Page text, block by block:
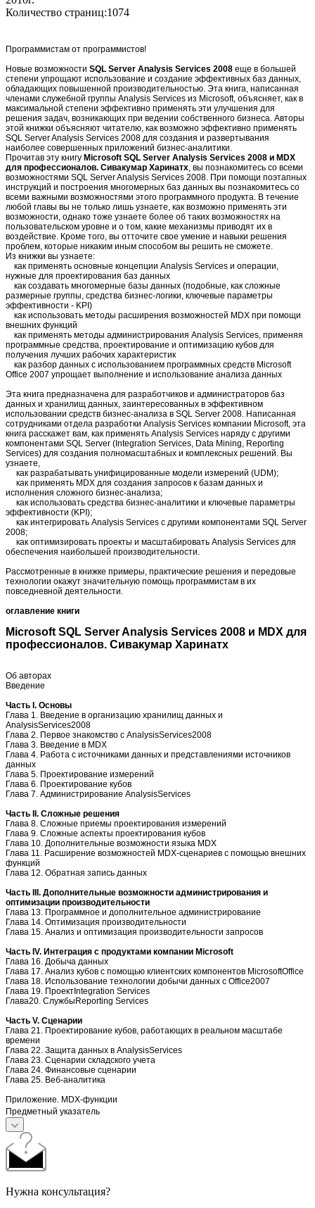
Количество страниц:1074
Программистам от программистов!
Новые возможности SQL Server Analysis Services 2008 еще в большей
степени упрощают использование и создание эффективных баз данных,
обладающих повышенной производительностью. Эта книга, написанная
членами служебной группы Analysis Services из Microsoft, объясняет, как в
максимальной степени эффективно применять эти улучшения для
решения задач, возникающих при ведении собственного бизнеса. Авторы
этой книжки объясняют читателю, как возможно эффективно применять
SQL Server Analysis Services 2008 для создания и развертывания
наиболее совершенных приложений бизнес-аналитики.
Прочитав эту книгу Microsoft SQL Server Analysis Services 2008 и MDX
для профессионалов. Сивакумар Харинатх, вы познакомитесь со всеми
возможностями SQL Server Analysis Services 2008. При помощи поэтапных
инструкций и построения многомерных баз данных вы познакомитесь со
всеми важными возможностями этого программного продукта. В течение
любой главы вы не только лишь узнаете, как возможно применять эти
возможности, однако тоже узнаете более об таких возможностях на
пользовательском уровне и о том, какие механизмы приводят их в
воздействие. Кроме того, вы отточите свое умение и навыки решения
проблем, которые никаким иным способом вы решить не сможете.
Из книжки вы узнаете:
как применять основные концепции Analysis Services и операции,
нужные для проектирования баз данных
как создавать многомерные базы данных (подобные, как сложные
размерные группы, средства бизнес-логики, ключевые параметры
эффективности - KPI)
как использовать методы расширения возможностей MDX при помощи
внешних функций
как применять методы администрирования Analysis Services, применяя
программные средства, проектирование и оптимизацию кубов для
получения лучших рабочих характеристик
как разбор данных с использованием программных средств Microsoft
Office 2007 упрощает выполнение и использование анализа данных
Эта книга предназначена для разработчиков и администраторов баз
данных и хранилищ данных, заинтересованных в эффективном
использовании средств бизнес-анализа в SQL Server 2008. Написанная
сотрудниками отдела разработки Analysis Services компании Microsoft, эта
книга расскажет вам, как применять Analysis Services наряду с другими
компонентами SQL Server (Integration Services, Data Mining, Reporting
Services) для создания полномасштабных и комплексных решений. Вы
узнаете,
как разрабатывать унифицированные модели измерений (UDM);
как применять MDX для создания запросов к базам данных и
исполнения сложного бизнес-анализа;
как использовать средства бизнес-аналитики и ключевые параметры
эффективности (KPI);
как интегрировать Analysis Services с другими компонентами SQL Server
2008;
как оптимизировать проекты и масштабировать Analysis Services для
обеспечения наибольшей производительности.
Рассмотренные в книжке примеры, практические решения и передовые
технологии окажут значительную помощь программистам в их
повседневной деятельности.
оглавление книги
Microsoft SQL Server Analysis Services 2008 и MDX для
профессионалов. Сивакумар Харинатх
Об авторах
Введение
Часть I. Основы
Глава 1. Введение в организацию хранилищ данных и
AnalysisServices2008
Глава 2. Первое знакомство с AnalysisServices2008
Глава 3. Введение в MDX
Глава 4. Работа с источниками данных и представлениями источников
данных
Глава 5. Проектирование измерений
Глава 6. Проектирование кубов
Глава 7. Администрирование AnalysisServices
Часть II. Сложные решения
Глава 8. Сложные приемы проектирования измерений
Глава 9. Сложные аспекты проектирования кубов
Глава 10. Дополнительные возможности языка MDX
Глава 11. Расширение возможностей MDX-сценариев с помощью внешних
функций
Глава 12. Обратная запись данных
Часть III. Дополнительные возможности администрирования и
оптимизации производительности
Глава 13. Программное и дополнительное администрирование
Глава 14. Оптимизация производительности
Глава 15. Анализ и оптимизация производительности запросов
Часть IV. Интеграция с продуктами компании Microsoft
Глава 16. Добыча данных
Глава 17. Анализ кубов с помощью клиентских компонентов MicrosoftOffice
Глава 18. Использование технологии добычи данных с Office2007
Глава 19. ПроектIntegration Services
Глава20. СлужбыReporting Services
Часть V. Сценарии
Глава 21. Проектирование кубов, работающих в реальном масштабе
времени
Глава 22. Защита данных в AnalysisServices
Глава 23. Сценарии складского учета
Глава 24. Финансовые сценарии
Глава 25. Веб-аналитика
Приложение. MDX-функции
Предметный указатель
Нужна консультация?